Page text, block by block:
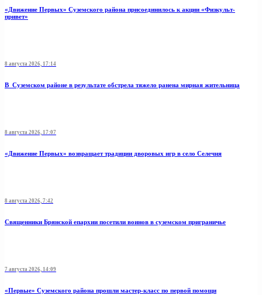
«Движение Первых» Суземского района присоединилось к акции «Физкульт-
привет»
8 августа 2026, 17:14
В Суземском районе в результате обстрела тяжело ранена мирная жительница
8 августа 2026, 17:07
«Движение Первых» возвращает традиции дворовых игр в село Селечня
8 августа 2026, 7:42
Священники Брянской епархии посетили воинов в суземском приграничье
7 августа 2026, 14:09
«Первые» Суземского района прошли мастер-класс по первой помощи